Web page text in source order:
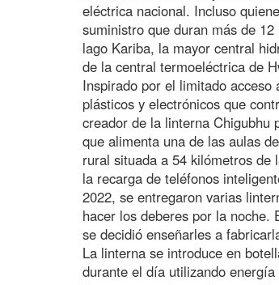
eléctrica nacional. Incluso
suministro que duran más de
lago Kariba, la mayor central
de la central termoeléctrica de
Inspirado por el limitado
plásticos y electrónicos que
creador de la linterna Chigubhu
que alimenta una de las aulas
rural situada a 54 kilómetros de
la recarga de teléfonos
2022, se entregaron varias
hacer los deberes por la noche.
se decidió enseñarles a
La linterna se introduce en
durante el día utilizando